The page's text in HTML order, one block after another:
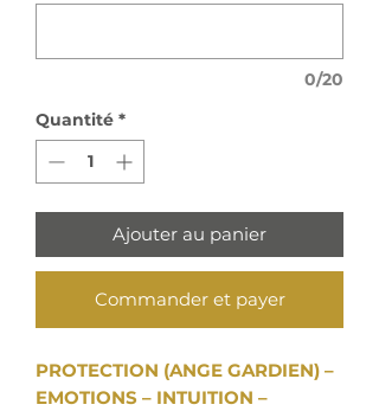
0/20
Quantité *
Ajouter au panier
Commander et payer
PROTECTION (ANGE GARDIEN) –
EMOTIONS – INTUITION –